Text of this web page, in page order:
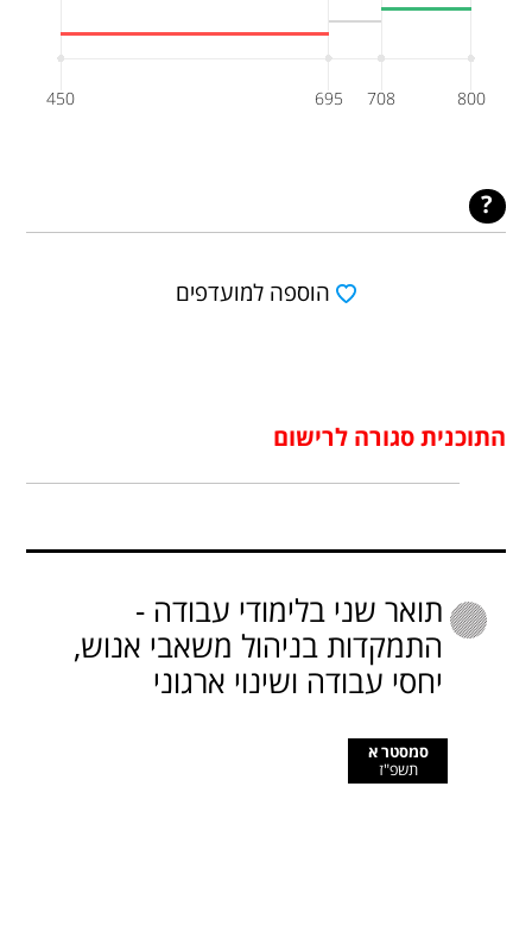
450 695 708 800
הוספה למועדפים
התוכנית סגורה לרישום
תואר שני בלימודי עבודה -
התמקדות בניהול משאבי אנוש,
יחסי עבודה ושינוי ארגוני
סמסטר א
תשפ"ז